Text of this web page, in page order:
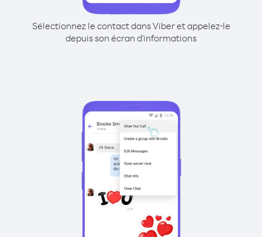
Sélectionnez le contact dans Viber et appelez-le
depuis son écran d'informations